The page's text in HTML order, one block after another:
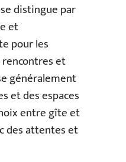
distingue par
et
pour les
et
généralement
et des espaces
entre gîte et
des attentes et